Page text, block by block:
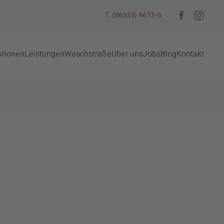
T. (06033) 9673-0
LeistungenWaschstraßeÜber unsJobsBlogKontakt